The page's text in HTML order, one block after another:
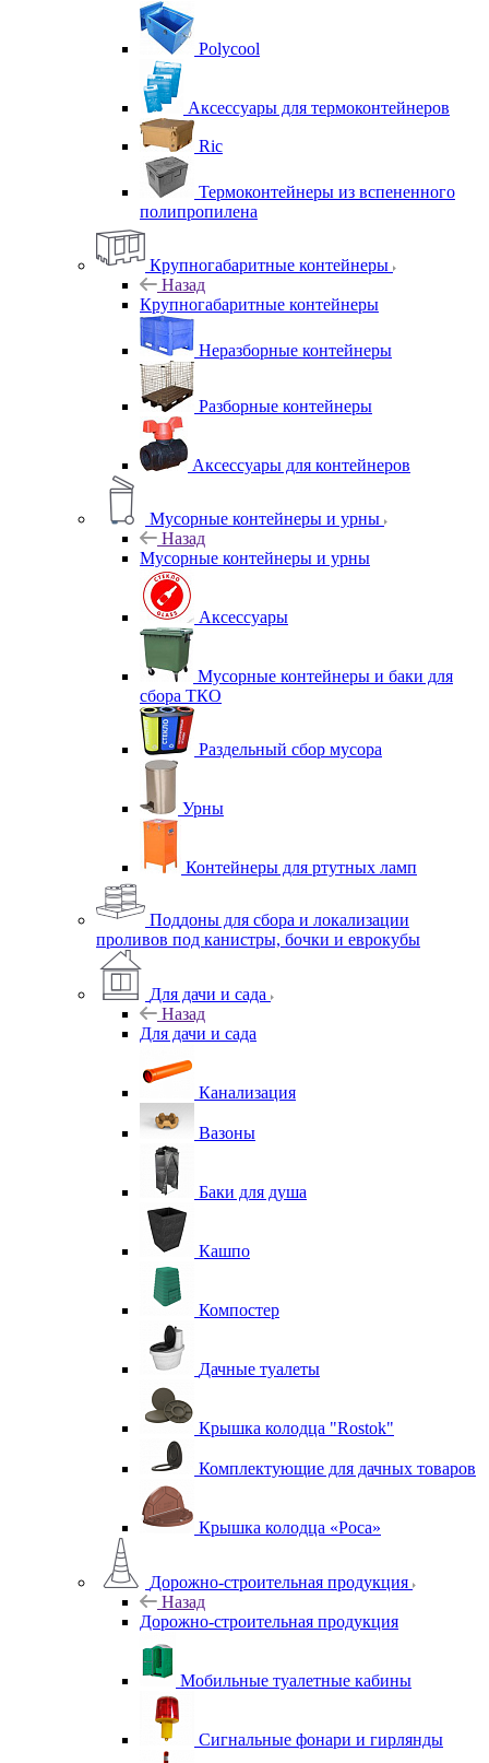
Polycool
Аксессуары для термоконтейнеров
Ric
Термоконтейнеры из вспененного
полипропилена
Крупногабаритные контейнеры
Назад
Крупногабаритные контейнеры
Неразборные контейнеры
Разборные контейнеры
Аксессуары для контейнеров
Мусорные контейнеры и урны
Назад
Мусорные контейнеры и урны
Аксессуары
Мусорные контейнеры и баки для
сбора ТКО
Раздельный сбор мусора
Урны
Контейнеры для ртутных ламп
Поддоны для сбора и локализации
проливов под канистры, бочки и еврокубы
Для дачи и сада
Назад
Для дачи и сада
Канализация
Вазоны
Баки для душа
Кашпо
Компостер
Дачные туалеты
Крышка колодца "Rostok"
Комплектующие для дачных товаров
Крышка колодца «Роса»
Дорожно-строительная продукция
Назад
Дорожно-строительная продукция
Мобильные туалетные кабины
Сигнальные фонари и гирлянды